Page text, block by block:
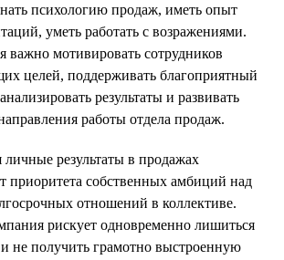
психологию продаж, иметь опыт
уметь работать с возражениями.
важно мотивировать сотрудников
целей, поддерживать благоприятный
результаты и развивать
работы отдела продаж.
результаты в продажах
приоритета собственных амбиций над
отношений в коллективе.
рискует одновременно лишиться
не получить грамотно выстроенную